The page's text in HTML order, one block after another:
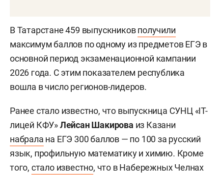
В Татарстане 459 выпускниковполучили
максимум баллов по одному из предметов ЕГЭ в
основной период экзаменационной кампании
2026 года. С этим показателем республика
вошла в число регионов-лидеров.
Ранее стало известно, что выпускница СУНЦ «IT-
лицей КФУ»Лейсан Шакирова из Казани
набрала на ЕГЭ 300 баллов — по 100 за русский
язык, профильную математику и химию. Кроме
того, стало известно, что в Набережных Челнах